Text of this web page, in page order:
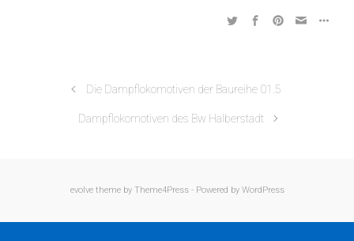
Die Dampflokomotiven der Baureihe 01.5
Dampflokomotiven des Bw Halberstadt
evolvetheme by Theme4Press - Powered by WordPress